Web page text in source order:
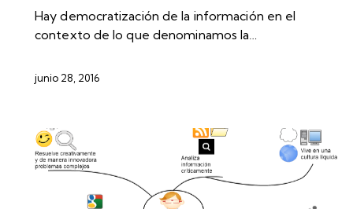
Hay democratización de la información en el
contexto de lo que denominamos la…
junio 28, 2016